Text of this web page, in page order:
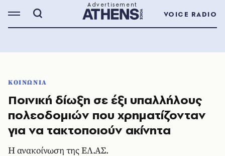
VOICE RADIO
ΚΟΙΝΩΝΙΑ
Ποινική δίωξη σε έξι υπαλλήλους
πολεοδομιών που χρηματίζονταν
για να τακτοποιούν ακίνητα
Η ανακοίνωση της ΕΛ.ΑΣ.